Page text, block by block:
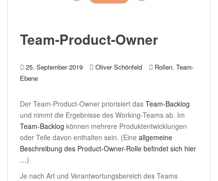
Team-Product-Owner
25. September 2019 Oliver Schönfeld Rollen, Team-
Ebene
Der Team-Product-Owner priorisiert das Team-Backlog
und nimmt die Ergebnisse des Working-Teams ab. Im
Team-Backlog können mehrere Produktentwicklungen
oder Teile davon enthalten sein. (Eine allgemeine
Beschreibung des Product-Owner-Rolle befindet sich hier
…)
Je nach Art und Verantwortungsbereich des Teams